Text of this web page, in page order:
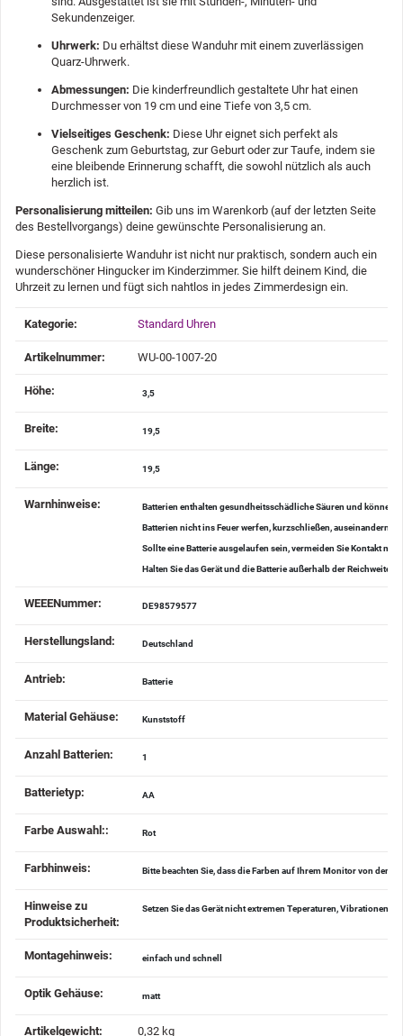
Sekundenzeiger.
Uhrwerk: Du erhältst diese Wanduhr mit einem zuverlässigen
Quarz-Uhrwerk.
Abmessungen: Die kinderfreundlich gestaltete Uhr hat einen
Durchmesser von 19 cm und eine Tiefe von 3,5 cm.
Vielseitiges Geschenk: Diese Uhr eignet sich perfekt als
Geschenk zum Geburtstag, zur Geburt oder zur Taufe, indem sie
eine bleibende Erinnerung schafft, die sowohl nützlich als auch
herzlich ist.
Personalisierung mitteilen: Gib uns im Warenkorb (auf der letzten Seite
des Bestellvorgangs) deine gewünschte Personalisierung an.
Diese personalisierte Wanduhr ist nicht nur praktisch, sondern auch ein
wunderschöner Hingucker im Kinderzimmer. Sie hilft deinem Kind, die
Uhrzeit zu lernen und fügt sich nahtlos in jedes Zimmerdesign ein.
Produkteigenschaft
Wert
Kategorie: Standard Uhren
Artikelnummer: WU-00-1007-20
Höhe‍: 3,5
Breite‍: 19,5
Länge‍: 19,5
Warnhinweise‍: Batterien enthalten gesundheitsschädliche Säuren und können
Batterien nicht ins Feuer werfen, kurzschließen,
Sollte eine Batterie ausgelaufen sein, vermeiden Sie Kontakt
Halten Sie das Gerät und die Batterie außerhalb der Reichweite
WEEENummer‍: DE98579577
Herstellungsland‍: Deutschland
Antrieb‍: Batterie
Material Gehäuse‍: Kunststoff
Anzahl Batterien‍: 1
Batterietyp‍: AA
Farbe Auswahl:‍: Rot
Farbhinweis‍: Bitte beachten Sie, dass die Farben auf Ihrem Monitor von den
Hinweise zu
Produktsicherheit‍:
Setzen Sie das Gerät nicht extremen Teperaturen, Vibrationen
Montagehinweis‍: einfach und schnell
Optik Gehäuse‍: matt
Artikelgewicht‍: 0,32 kg